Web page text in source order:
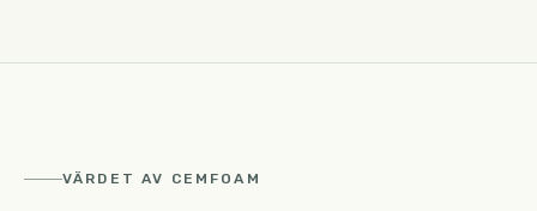
VÄRDET AV CEMFOAM